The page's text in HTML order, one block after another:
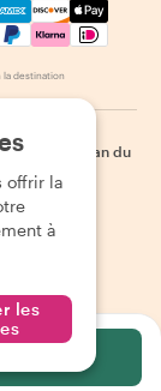
Visa, Amex,
destination
| Cookies
Plan du
offrir la
à
les